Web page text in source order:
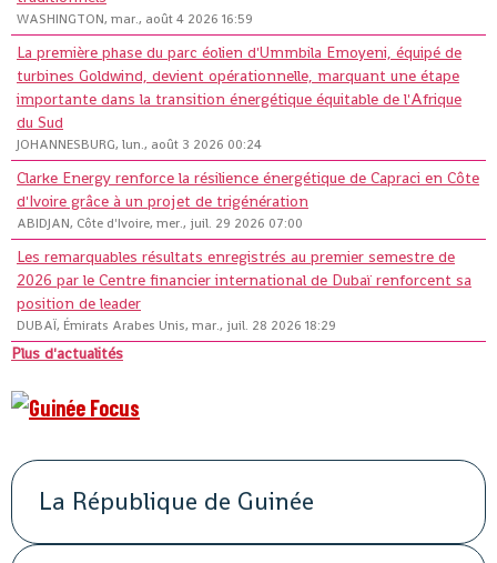
WASHINGTON, mar., août 4 2026 16:59
La première phase du parc éolien d'Ummbila Emoyeni, équipé de
turbines Goldwind, devient opérationnelle, marquant une étape
importante dans la transition énergétique équitable de l'Afrique
du Sud
JOHANNESBURG, lun., août 3 2026 00:24
Clarke Energy renforce la résilience énergétique de Capraci en Côte
d'Ivoire grâce à un projet de trigénération
ABIDJAN, Côte d'Ivoire, mer., juil. 29 2026 07:00
Les remarquables résultats enregistrés au premier semestre de
2026 par le Centre financier international de Dubaï renforcent sa
position de leader
DUBAÏ, Émirats Arabes Unis, mar., juil. 28 2026 18:29
Plus d'actualités
La République de Guinée